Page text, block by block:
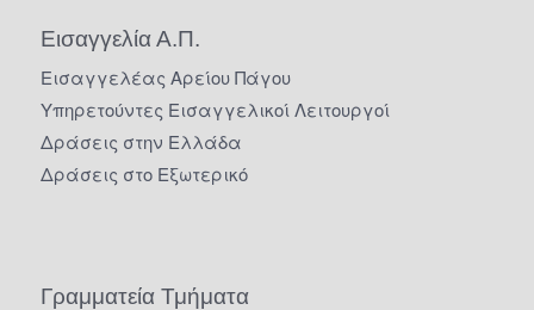
Εισαγγελία Α.Π.
Εισαγγελέας Αρείου Πάγου
Υπηρετούντες Εισαγγελικοί Λειτουργοί
Δράσεις στην Ελλάδα
Δράσεις στο Εξωτερικό
Γραμματεία Τμήματα